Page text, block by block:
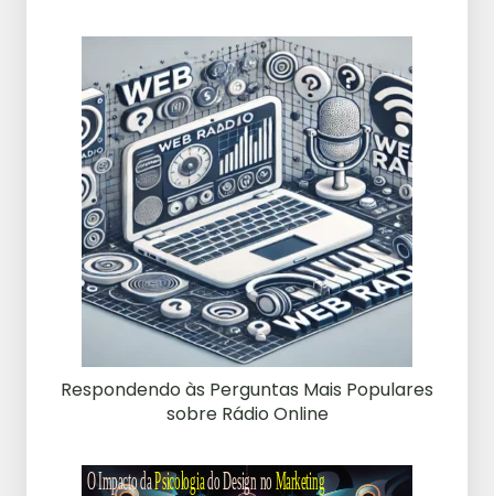
Respondendo às Perguntas Mais Populares
sobre Rádio Online